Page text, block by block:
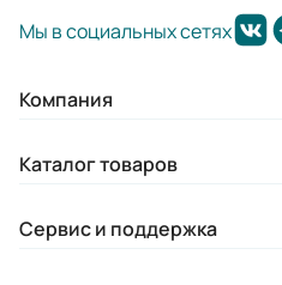
Мы в социальных сетях
Компания
Каталог товаров
Сервис и поддержка